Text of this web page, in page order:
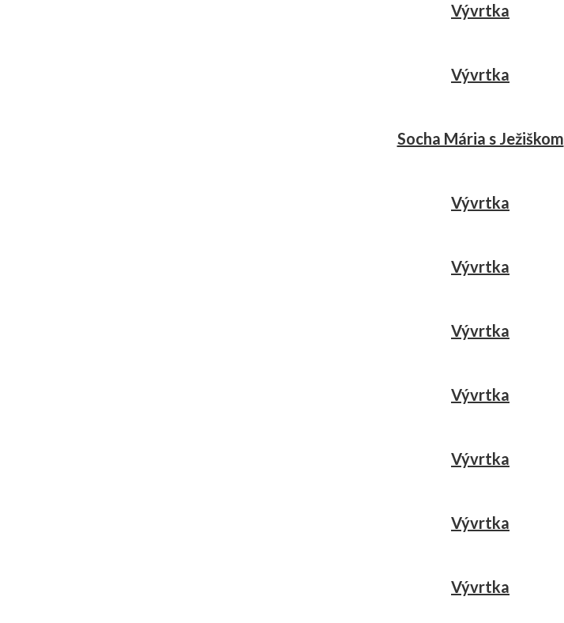
Vývrtka
Vývrtka
Socha Mária s Ježiškom
Vývrtka
Vývrtka
Vývrtka
Vývrtka
Vývrtka
Vývrtka
Vývrtka